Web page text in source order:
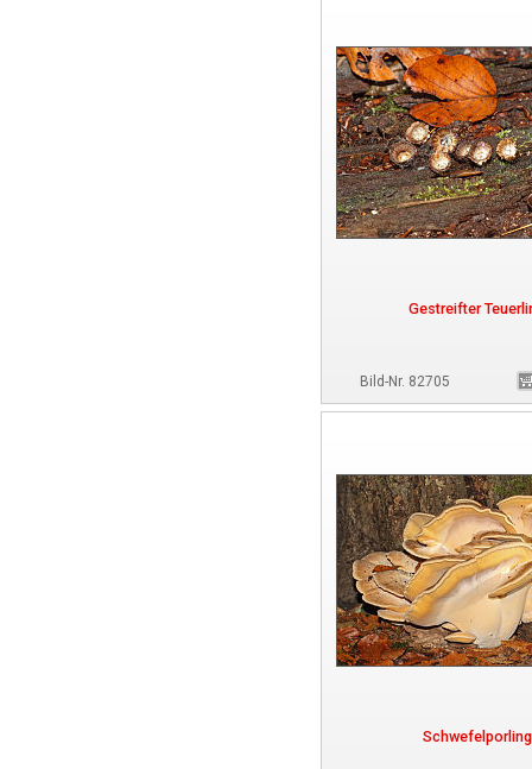
Gestreifter
Bild-Nr. 82705
Schwefelporling